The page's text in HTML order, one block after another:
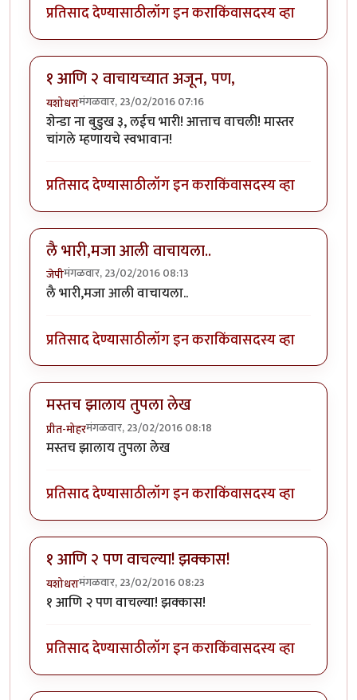
प्रतिसाद देण्यासाठीलॉग इन कराकिंवासदस्य व्हा
१ आणि २ वाचायच्यात अजून, पण,
यशोधरामंगळवार, 23/02/2016 07:16
शेन्डा ना बुडुख ३, लईच भारी! आत्ताच वाचली! मास्तर
चांगले म्हणायचे स्वभावान!
प्रतिसाद देण्यासाठीलॉग इन कराकिंवासदस्य व्हा
लै भारी,मजा आली वाचायला..
जेपीमंगळवार, 23/02/2016 08:13
लै भारी,मजा आली वाचायला..
प्रतिसाद देण्यासाठीलॉग इन कराकिंवासदस्य व्हा
मस्तच झालाय तुपला लेख
प्रीत-मोहरमंगळवार, 23/02/2016 08:18
मस्तच झालाय तुपला लेख
प्रतिसाद देण्यासाठीलॉग इन कराकिंवासदस्य व्हा
१ आणि २ पण वाचल्या! झक्कास!
यशोधरामंगळवार, 23/02/2016 08:23
१ आणि २ पण वाचल्या! झक्कास!
प्रतिसाद देण्यासाठीलॉग इन कराकिंवासदस्य व्हा